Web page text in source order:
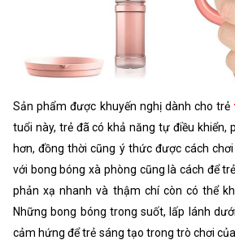
Sản phẩm được khuyến nghị dành cho trẻ
tuổi này, trẻ đã có khả năng tự điều khiển,
hơn, đồng thời cũng ý thức được cách
với bong bóng xà phòng cũng là cách để
phản xạ nhanh và thậm chí còn có thể
Những bong bóng trong suốt, lấp lánh
cảm hứng để trẻ sáng tạo trong trò chơi